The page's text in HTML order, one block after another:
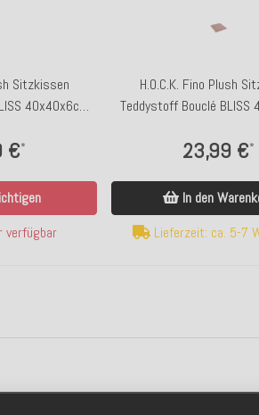
Sitzkissen
40x40x6cm
€*
verfügbar
H.O.C.K. Fino Plush
Teddystoff Bouclé BLISS
23,99 €*
In den
Lieferzeit: ca. 5-7